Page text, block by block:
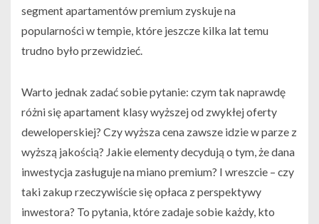
segment apartamentów premium zyskuje na
popularności w tempie, które jeszcze kilka lat temu
trudno było przewidzieć.
Warto jednak zadać sobie pytanie: czym tak naprawdę
różni się apartament klasy wyższej od zwykłej oferty
deweloperskiej? Czy wyższa cena zawsze idzie w parze z
wyższą jakością? Jakie elementy decydują o tym, że dana
inwestycja zasługuje na miano premium? I wreszcie – czy
taki zakup rzeczywiście się opłaca z perspektywy
inwestora? To pytania, które zadaje sobie każdy, kto